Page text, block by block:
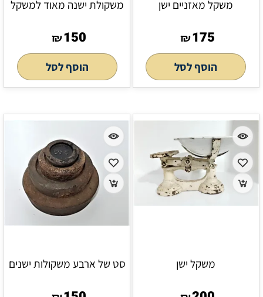
משקל מאזניים ישן
₪175
הוסף לסל
משקולת ישנה מאוד למשקל
₪150
הוסף לסל
משקל ישן סט של ארבע משקולות ישנים